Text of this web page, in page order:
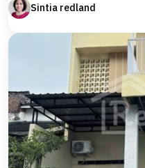
Sintia redland